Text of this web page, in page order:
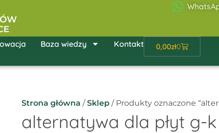
Baza wiedzy Kontakt 0,00zł0
Wózek
Strona główna /Sklep / Produkty oznaczone
alternatywa dla płyt g-k